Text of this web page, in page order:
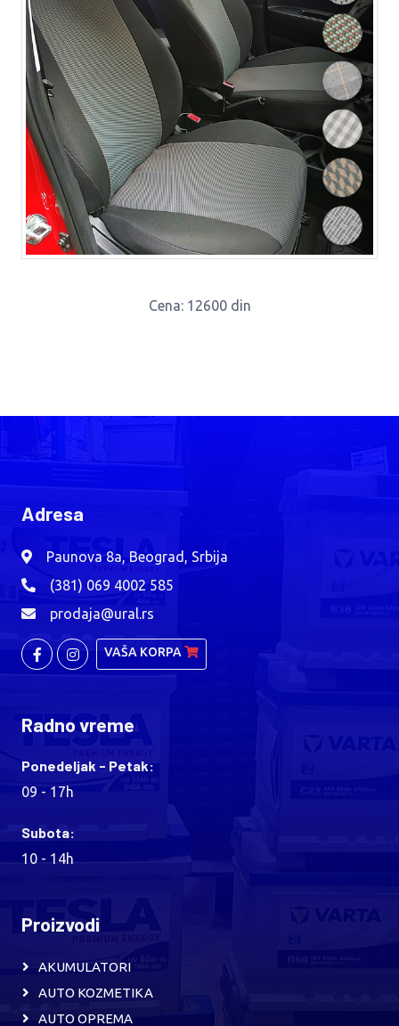
Cena: 12600 din
Adresa
Paunova 8a, Beograd, Srbija
(381) 069 4002 585
prodaja@ural.rs
VAŠA KORPA
Radno vreme
Ponedeljak - Petak:
09 - 17h
Subota:
10 - 14h
Proizvodi
AKUMULATORI
AUTO KOZMETIKA
AUTO OPREMA